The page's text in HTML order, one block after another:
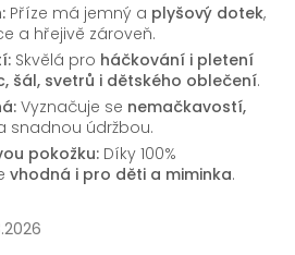
Příze má jemný a plyšový dotek,
a hřejivě zároveň.
Skvělá pro háčkování i pletení
šál, svetrů i dětského oblečení.
Vyznačuje se nemačkavostí,
snadnou údržbou.
pokožku: Díky 100%
vhodná i pro děti a miminka.